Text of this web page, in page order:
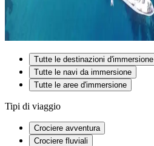
Tutte le destinazioni d'immersione
Tutte le navi da immersione
Tutte le aree d'immersione
Tipi di viaggio
Crociere avventura
Crociere fluviali